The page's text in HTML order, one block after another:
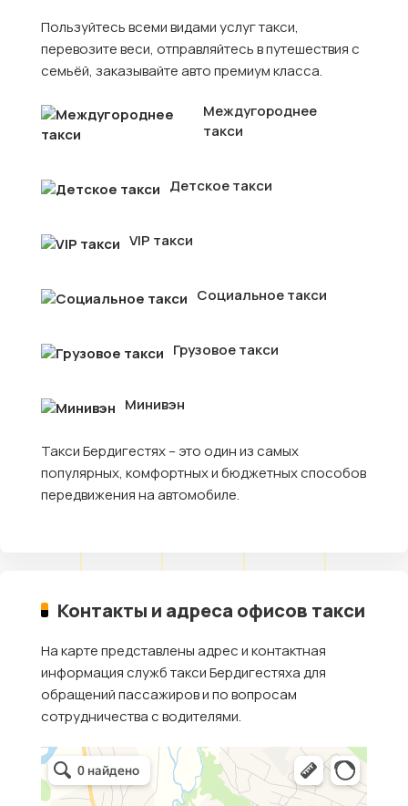
Пользуйтесь всеми видами услуг такси,
перевозите веси, отправляйтесь в путешествия с
семьёй, заказывайте авто премиум класса.
Междугороднее
такси
Детское такси
VIP такси
Социальное такси
Грузовое такси
Минивэн
Такси Бердигестях – это один из самых
популярных, комфортных и бюджетных способов
передвижения на автомобиле.
Контакты и адреса офисов такси
На карте представлены адрес и контактная
информация служб такси Бердигестяха для
обращений пассажиров и по вопросам
сотрудничества с водителями.